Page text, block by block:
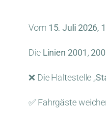
Vom 15. Juli 2026,
Die Linien 2001,
❌ Die Haltestelle „
✅ Fahrgäste